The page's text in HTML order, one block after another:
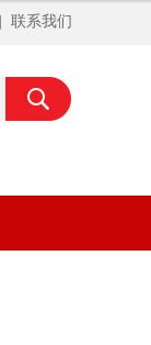
联系我们